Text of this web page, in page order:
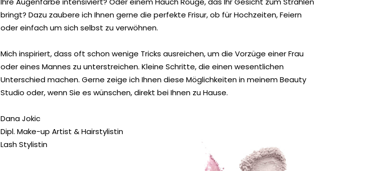
bringt? Dazu zaubere ich Ihnen gerne die perfekte Frisur, ob für Hochzeiten, Feiern
oder einfach um sich selbst zu verwöhnen.​​​​​
Mich inspiriert, dass oft schon wenige Tricks ausreichen, um die Vorzüge einer Frau
oder eines Mannes zu unterstreichen. Kleine Schritte, die einen wesentlichen
Unterschied machen. Gerne zeige ich Ihnen diese Möglichkeiten in meinem Beauty
Studio oder, wenn Sie es wünschen, direkt bei Ihnen zu Hause.
Dana Jokic
Dipl. Make-up Artist & Hairstylistin
Lash Stylistin